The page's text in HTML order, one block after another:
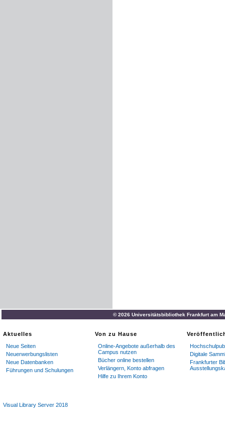
© 2026 Universitätsbibliothek Frankfurt am
Aktuelles
Neue Seiten
Neuerwerbungslisten
Neue Datenbanken
Führungen und Schulungen
Von zu Hause
Online-Angebote außerhalb des
Campus nutzen
Bücher online bestellen
Verlängern, Konto abfragen
Hilfe zu Ihrem Konto
Digitale
Frankfurter
Visual Library Server 2018